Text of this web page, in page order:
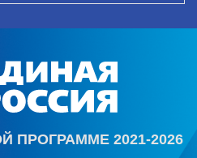
ПРОГРАММЕ 2021-2026